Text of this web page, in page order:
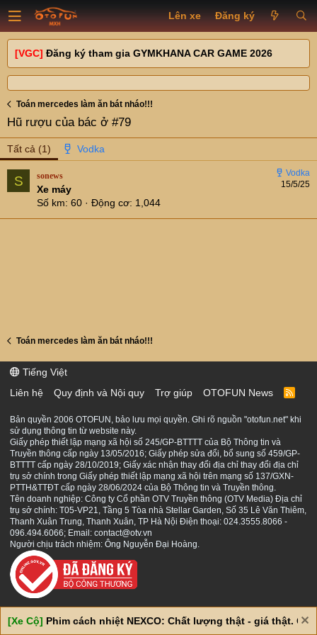
Lên xe Đăng ký
[VGC] Đăng ký tham gia GYMKHANA CAR GAME 2026
Toán mercedes làm ăn bát nháo!!!
Hũ rượu của bác ở #79
Tất cả (1)
S 15/5/25
sonews
Xe máy
Số km 60 Động cơ 1,044
Toán mercedes làm ăn bát nháo!!!
Tiếng Việt
Liên hệ
Quy định và Nội quy Trợ giúp OTOFUN News
R
S
Bản quyền 2006 OTOFUN, bảo lưu mọi quyền. Ghi rõ nguồn "otofun.net" khi
sử dụng thông tin từ website này.
Giấy phép thiết lập mạng xã hội số 245/GP-BTTTT của Bộ Thông tin và
Truyền thông cấp ngày 13/05/2016; Giấy phép sửa đổi, bổ sung số 459/GP-
BTTTT cấp ngày 28/10/2019; Giấy xác nhận thay đổi địa chỉ thay đổi địa chỉ
trụ sở chính trong Giấy phép thiết lập mạng xã hội trên mạng số 137/GXN-
PTTH&TTĐT cấp ngày 28/06/2024 của Bộ Thông tin và Truyền thông.
Tên doanh nghiệp: Công ty Cổ phần OTV Truyền thông (OTV Media) Địa chỉ
trụ sở chính: T05-VP21, Tầng 5 Tòa nhà Stellar Garden, Số 35 Lê Văn Thiêm,
Thanh Xuân Trung, Thanh Xuân, TP Hà Nội Điện thoại: 024.3555.8066 -
096.494.6066; Email: contact@otv.vn
Người chịu trách nhiệm: Ông Nguyễn Đại Hoàng.
[Xe Cộ] Phim cách nhiệt NEXCO: Chất lượng thật - giá thật. Giá